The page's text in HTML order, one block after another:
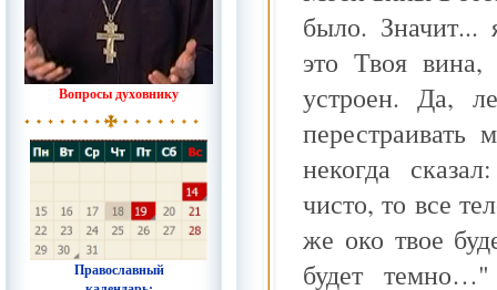
Вопросы духовнику
Православный
было. Значит...
это Твоя
устроен. Да,
некогда
чисто, то все
же око твое
будет